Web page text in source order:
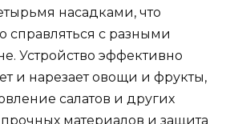
насадками, что
справляться с разными
Устройство эффективно
и нарезает овощи и фрукты,
салатов и других
материалов и защита